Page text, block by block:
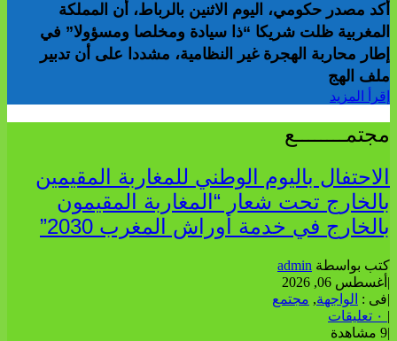
أكد مصدر حكومي، اليوم الاثنين بالرباط، أن المملكة
المغربية ظلت شريكا “ذا سيادة ومخلصا ومسؤولا” في
إطار محاربة الهجرة غير النظامية، مشددا على أن تدبير
ملف الهج
إقرأ المزيد
مجتمــــــــع
الاحتفال باليوم الوطني للمغاربة المقيمين
بالخارج تحت شعار “المغاربة المقيمون
بالخارج في خدمة أوراش المغرب 2030”
كتب بواسطة admin
| أغسطس 06, 2026
|فى : الواجهة, مجتمع
|
|9 مشاهدة